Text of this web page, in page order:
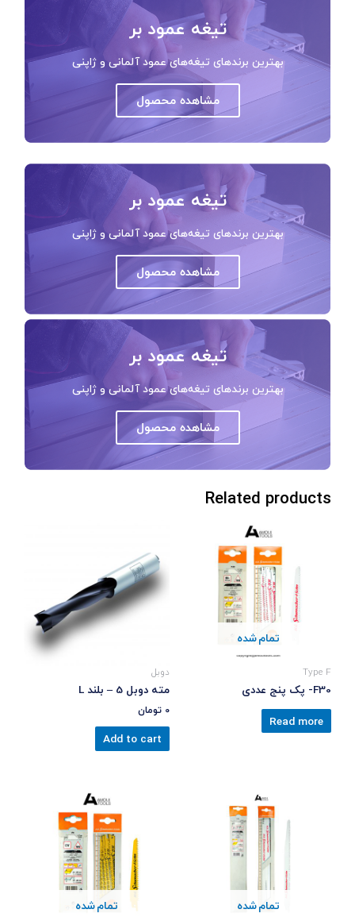
تیغه عمود بر
بهترین برندهای تیغه‌های عمود آلمانی و ژاپنی
مشاهده محصول
تیغه عمود بر
بهترین برندهای تیغه‌های عمود آلمانی و ژاپنی
مشاهده محصول
تیغه عمود بر
بهترین برندهای تیغه‌های عمود آلمانی و ژاپنی
مشاهده محصول
Related products
تمام شده
Type F
F30- پک پنج عددی
Read more
دوبل
مته دوبل 5 – بلند L
0 تومان
Add to cart
تمام شده تمام شده